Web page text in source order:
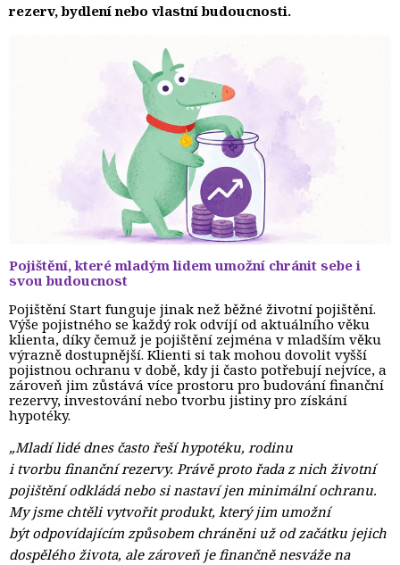
rezerv, bydlení nebo vlastní budoucnosti.
Pojištění, které mladým lidem umožní chránit sebe i
svou budoucnost
Pojištění Start funguje jinak než běžné životní pojištění.
Výše pojistného se každý rok odvíjí od aktuálního věku
klienta, díky čemuž je pojištění zejména v mladším věku
výrazně dostupnější. Klienti si tak mohou dovolit vyšší
pojistnou ochranu v době, kdy ji často potřebují nejvíce, a
zároveň jim zůstává více prostoru pro budování finanční
rezervy, investování nebo tvorbu jistiny pro získání
hypotéky.
„Mladí lidé dnes často řeší hypotéku, rodinu
i tvorbu finanční rezervy. Právě proto řada z nich životní
pojištění odkládá nebo si nastaví jen minimální ochranu.
My jsme chtěli vytvořit produkt, který jim umožní
být odpovídajícím způsobem chráněni už od začátku jejich
dospělého života, ale zároveň je finančně nesváže na